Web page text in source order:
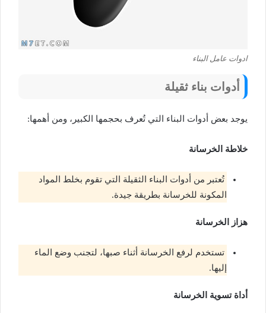
ادوات عامل البناء
أدوات بناء ثقيلة
يوجد بعض أدوات البناء التي تُعرف بحجمها الكبير، ومن أهمها:
خلاطة الخرسانة
تُعتبر من أدوات البناء الثقيلة التي تقوم بخلط المواد
المكونة للخرسانة بطريقة جيدة.
هزاز الخرسانة
تستخدم لرفع الخرسانة أثناء صبها، لتجنب وضع الماء
إليها.
أداة تسوية الخرسانة